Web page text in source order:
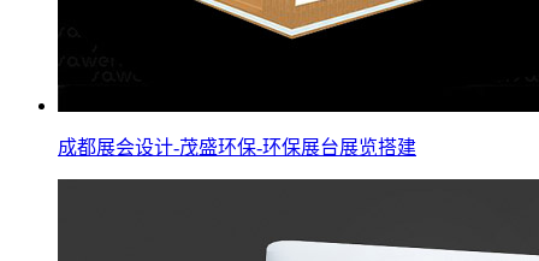
成都展会设计-茂盛环保-环保展台展览搭建